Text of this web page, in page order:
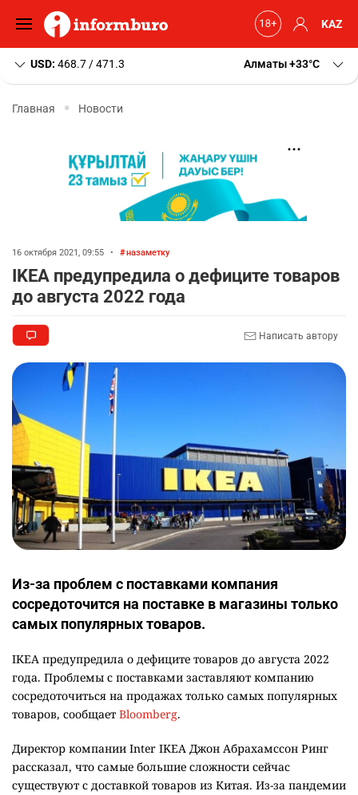
KAZ
USD: 468.7 / 471.3 Алматы+33 C
Главная Новости
16 октября 2021, 09:55 • назаметку
IKEA предупредила о дефиците товаров
до августа 2022 года
Написать автору
Из-за проблем с поставками компания
сосредоточится на поставке в магазины только
самых популярных товаров.
IKEA предупредила о дефиците товаров до августа 2022
года. Проблемы с поставками заставляют компанию
сосредоточиться на продажах только самых популярных
товаров, сообщает Bloomberg.
Директор компании Inter IKEA Джон Абрахамссон Ринг
рассказал, что самые большие сложности сейчас
существуют с доставкой товаров из Китая. Из-за пандемии